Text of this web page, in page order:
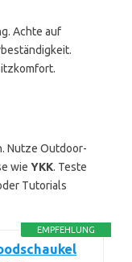
Achte auf
Nutze Outdoor-
wie YKK. Teste
Tutorials
EMPFEHLUNG